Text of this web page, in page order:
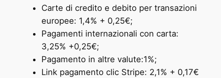
Carte di credito e debito per transazioni
europee: 1,4% + 0,25€;
Pagamenti internazionali con carta:
3,25% +0,25€;
Pagamento in altre valute:1%;
Link pagamento clic Stripe: 2,1% + 0,17€